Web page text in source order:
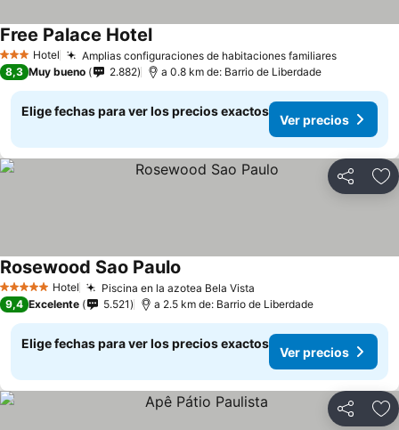
3 Estrellas
Hotel Amplias configuraciones de habitaciones familiaresVer
Free Palace HotelVer precios
8,3 Muy bueno 2.882 a 0.8 km de: Barrio de Liberdade
Elige fechas para ver los precios exactos
Ver precios
Compartir
5 Estrellas Hotel Piscina en la azotea Bela Vista
Rosewood Sao Paulo
9,4 Excelente 5.521 a 2.5 km de: Barrio de Liberdade
Elige fechas para ver los precios exactos
Ver precios
Compartir